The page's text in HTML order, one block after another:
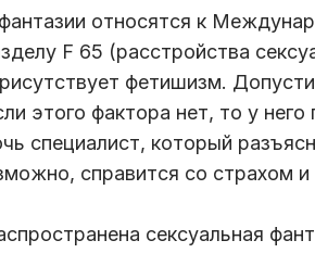
относятся к
F 65 (расстройства
фетишизм.
этого фактора нет, то у
специалист, который
справится со страхом
сексуальная